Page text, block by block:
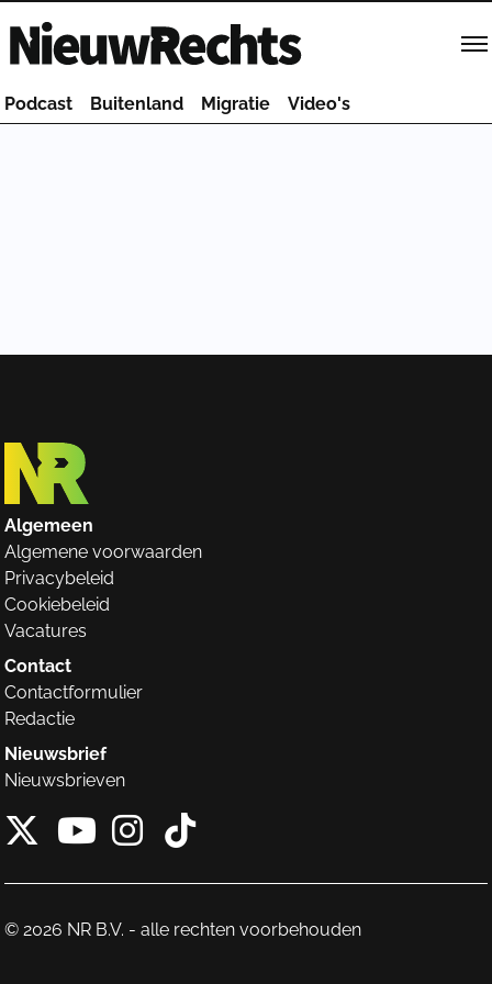
Homepage van NieuwRechts
Podcast Buitenland Migratie Video's
Algemeen
Algemene voorwaarden
Privacybeleid
Cookiebeleid
Vacatures
Contact
Contactformulier
Redactie
Nieuwsbrief
Nieuwsbrieven
X van NieuwRechts
Instagram van
Tiktok van
© 2026 NR B.V. - alle rechten voorbehouden